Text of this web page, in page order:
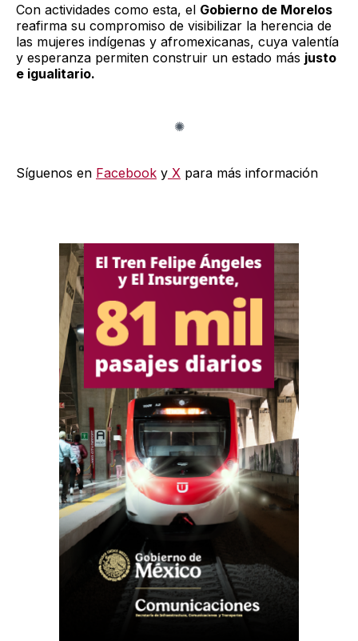
Con actividades como esta, el Gobierno de Morelos
reafirma su compromiso de visibilizar la herencia de
las mujeres indígenas y afromexicanas, cuya valentía
y esperanza permiten construir un estado más justo
e igualitario.
Síguenos en Facebook y X para más información